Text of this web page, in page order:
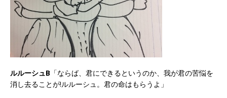
ルルーシュB 「ならば、君にできるというのか、我が君の苦悩を
消し去ることが!ルルーシュ。君の命はもらうよ」